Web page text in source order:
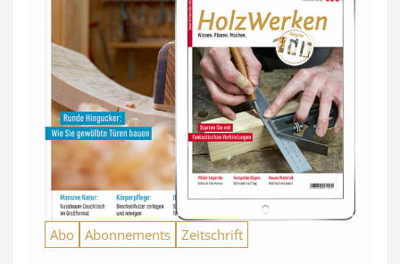
Abo Abonnements Zeitschrift